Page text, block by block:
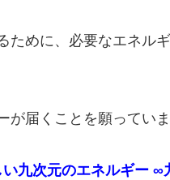
ために、必要なエネル
届くことを願っていま
い九次元のエネルギー